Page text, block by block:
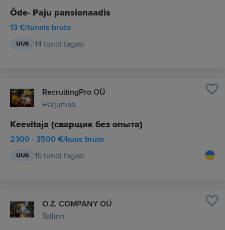
Õde- Paju pansionaadis
13 €/tunnis bruto
UUS 14 tundi tagasi
RecruitingPro OÜ
Harjumaa
Keevitaja (сварщик без опыта)
2300 - 3500 €/kuus bruto
UUS 15 tundi tagasi
O.Z. COMPANY OÜ
Tallinn